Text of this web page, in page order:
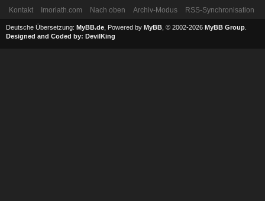
Kontakt Imoriath.com Nach oben Archiv-Modus RSS-Synchronisation
Deutsche Übersetzung: MyBB.de , Powered by MyBB , © 2002-2026 MyBB Group
Designed and Coded by: DevilKing